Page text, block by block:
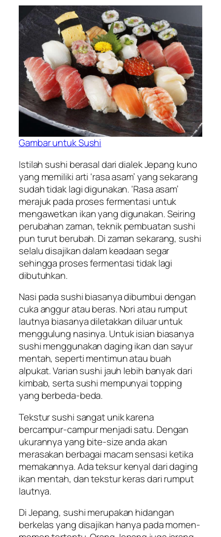
Gambar untuk Sushi
Istilah sushi berasal dari dialek Jepang kuno
yang memiliki arti ‘rasa asam’ yang sekarang
sudah tidak lagi digunakan. ‘Rasa asam’
merajuk pada proses fermentasi untuk
mengawetkan ikan yang digunakan. Seiring
perubahan zaman, teknik pembuatan sushi
pun turut berubah. Di zaman sekarang, sushi
selalu disajikan dalam keadaan segar
sehingga proses fermentasi tidak lagi
dibutuhkan.
Nasi pada sushi biasanya dibumbui dengan
cuka anggur atau beras. Nori atau rumput
lautnya biasanya diletakkan diluar untuk
menggulung nasinya. Untuk isian biasanya
sushi menggunakan daging ikan dan sayur
mentah, seperti mentimun atau buah
alpukat. Varian sushi jauh lebih banyak dari
kimbab, serta sushi mempunyai topping
yang berbeda-beda.
Tekstur sushi sangat unik karena
bercampur-campur menjadi satu. Dengan
ukurannya yang bite-size anda akan
merasakan berbagai macam sensasi ketika
memakannya. Ada teksur kenyal dari daging
ikan mentah, dan tekstur keras dari rumput
lautnya.
Di Jepang, sushi merupakan hidangan
berkelas yang disajikan hanya pada momen-